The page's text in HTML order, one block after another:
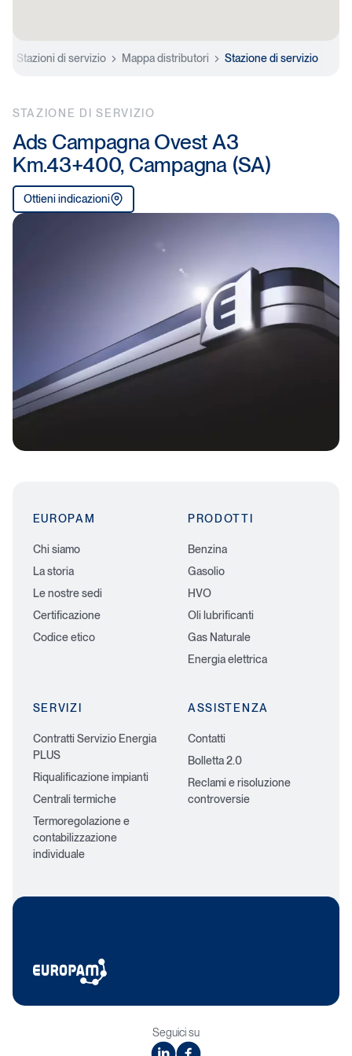
Stazioni di servizio Mappa distributori Stazione di servizio
STAZIONE DI SERVIZIO
Ads Campagna Ovest A3
Km.43+400, Campagna (SA)
Ottieni indicazioni
EUROPAM
Chi siamo
La storia
Le nostre sedi
Certificazione
Codice etico
PRODOTTI
Benzina
Gasolio
HVO
Oli lubrificanti
Gas Naturale
Energia elettrica
SERVIZI
Contratti Servizio Energia
PLUS
Riqualificazione impianti
Centrali termiche
Termoregolazione e
contabilizzazione
individuale
ASSISTENZA
Contatti
Bolletta 2.0
Reclami e risoluzione
controversie
Seguici su
linkedinfacebook